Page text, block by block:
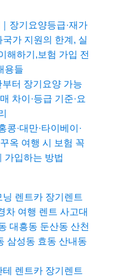
장기요양등급·재가
가 지원의 한계, 실
해하기,보험 가입 전
용들
터 장기요양 가능
차이·등급 기준·요
·대만·타이베이·
꾸옥 여행 시 보험 꼭
가입하는 방법
렌트카 장기렌트
차 여행 렌트 사고대
대흥동 둔산동 산천
삼성동 효동 산내동
렌트카 장기렌트